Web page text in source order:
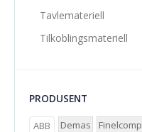
Tavlemateriell
Tilkoblingsmateriell
PRODUSENT
ABB Demas Finelcomp